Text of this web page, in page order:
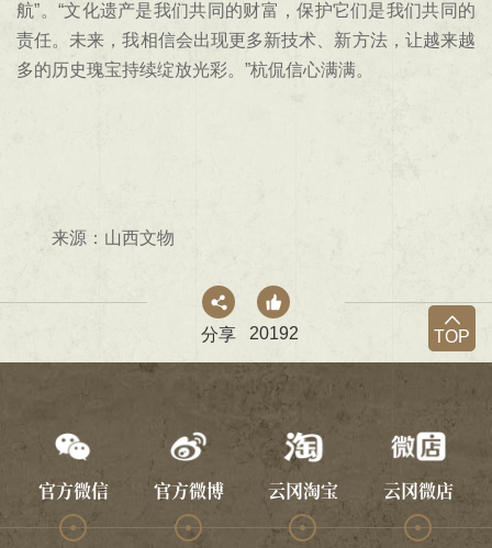
TOP
航”。“文化遗产是我们共同的财富，保护它们是我们共同的
责任。未来，我相信会出现更多新技术、新方法，让越来越
多的历史瑰宝持续绽放光彩。”杭侃信心满满。
来源：山西文物
分享 20192
官方微信 官方微博 云冈淘宝 云冈微店